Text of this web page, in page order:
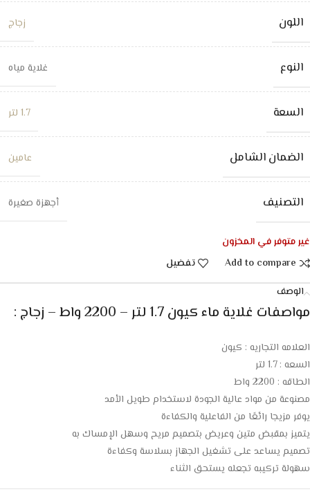
اللون زجاج
النوع غلاية مياه
السعة 1.7 لتر
الضمان الشامل عامين
التصنيف أجهزة صغيرة
غير متوفر في المخزون
Add to compare
تفضيل
الوصف
مواصفات غلاية ماء كيون 1.7 لتر – 2200 واط – زجاج :
العلامه التجاريه : كيون
السعه : 1.7 لتر
الطاقه : 2200 واط
مصنوعة من مواد عالية الجودة لاستخدام طويل الأمد
يوفر مزيجا رائعًا من الفاعلية والكفاءة
يتميز بمقبض متين وعريض بتصميم مريح وسهل الإمساك به
تصميم يساعد على تشغيل الجهاز بسلاسة وكفاءة
سهولة تركيبه تجعله يستحق الثناء